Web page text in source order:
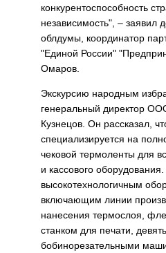
конкурентоспособность
независимость", – заявил
облдумы, координатор
"Единой России"
Омаров.
Экскурсию народным
генеральный директор
Кузнецов. Он рассказал,
специализируется на
чековой термоленты для
и кассового
высокотехнологичным
включающим линии
нанесения термослоя,
станком для печати,
бобинорезательными